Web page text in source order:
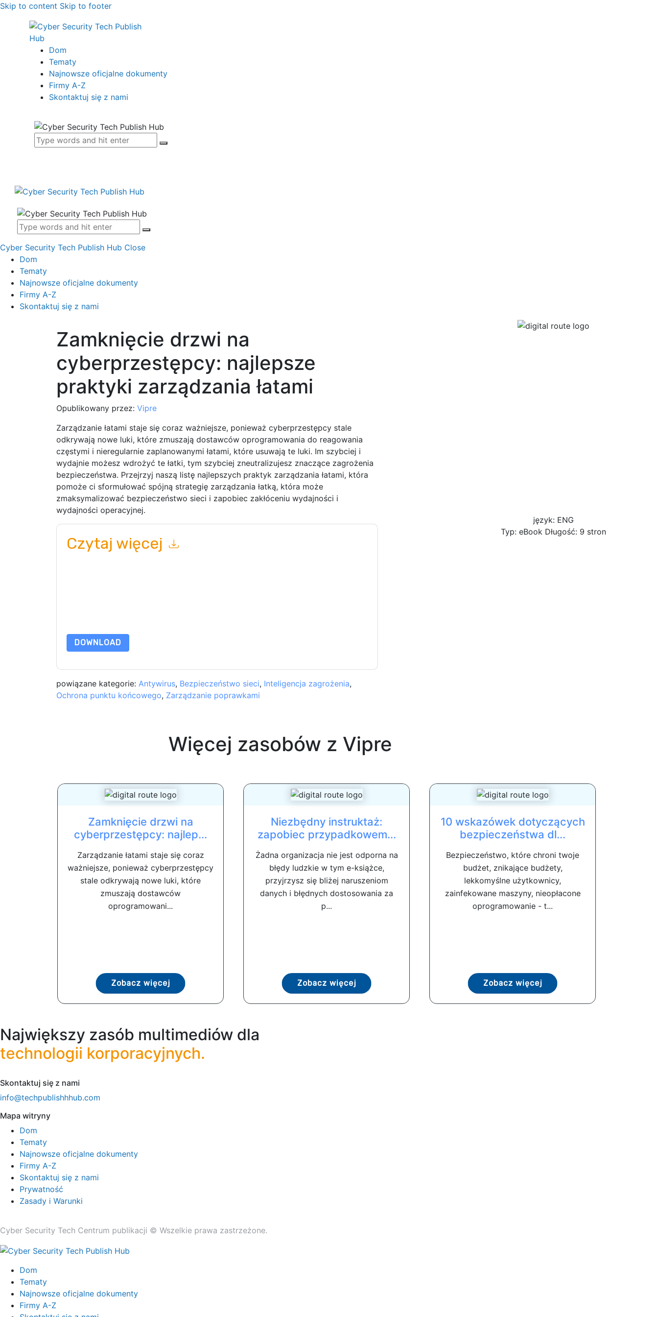
Skip to content Skip to footer
Dom
Tematy
Najnowsze oficjalne dokumenty
Firmy A-Z
Skontaktuj się z nami
Cyber Security Tech Publish Hub Close
Dom
Tematy
Najnowsze oficjalne dokumenty
Firmy A-Z
Skontaktuj się z nami
Zamknięcie drzwi na
cyberprzestępcy: najlepsze
praktyki zarządzania łatami
Opublikowany przez: Vipre
Zarządzanie łatami staje się coraz ważniejsze, ponieważ cyberprzestępcy stale
odkrywają nowe luki, które zmuszają dostawców oprogramowania do reagowania
częstymi i nieregularnie zaplanowanymi łatami, które usuwają te luki. Im szybciej i
wydajnie możesz wdrożyć te łatki, tym szybciej zneutralizujesz znaczące zagrożenia
bezpieczeństwa. Przejrzyj naszą listę najlepszych praktyk zarządzania łatami, która
pomoże ci sformułować spójną strategię zarządzania łatką, która może
zmaksymalizować bezpieczeństwo sieci i zapobiec zakłóceniu wydajności i
wydajności operacyjnej.
Czytaj więcej
DOWNLOAD
powiązane kategorie: Antywirus, Bezpieczeństwo sieci, Inteligencja zagrożenia,
Ochrona punktu końcowego, Zarządzanie poprawkami
język: ENG
Typ: eBook Długość: 9 stron
Więcej zasobów z Vipre
Zamknięcie drzwi na
cyberprzestępcy: najlep...
Zarządzanie łatami staje się coraz
ważniejsze, ponieważ cyberprzestępcy
stale odkrywają nowe luki, które
zmuszają dostawców
oprogramowani...
Zobacz więcej
Niezbędny instruktaż:
zapobiec przypadkowem...
Żadna organizacja nie jest odporna na
błędy ludzkie w tym e-książce,
przyjrzysz się bliżej naruszeniom
danych i błędnych dostosowania za
p...
Zobacz więcej
10 wskazówek dotyczących
bezpieczeństwa dl...
Bezpieczeństwo, które chroni twoje
budżet, znikające budżety,
lekkomyślne użytkownicy,
zainfekowane maszyny, nieopłacone
oprogramowanie - t...
Zobacz więcej
Największy zasób multimediów dla
technologii korporacyjnych.
Skontaktuj się z nami
info@techpublishhhub.com
Mapa witryny
Dom
Tematy
Najnowsze oficjalne dokumenty
Firmy A-Z
Skontaktuj się z nami
Prywatność
Zasady i Warunki
Cyber ​​Security Tech Centrum publikacji © Wszelkie prawa zastrzeżone.
Dom
Tematy
Najnowsze oficjalne dokumenty
Firmy A-Z